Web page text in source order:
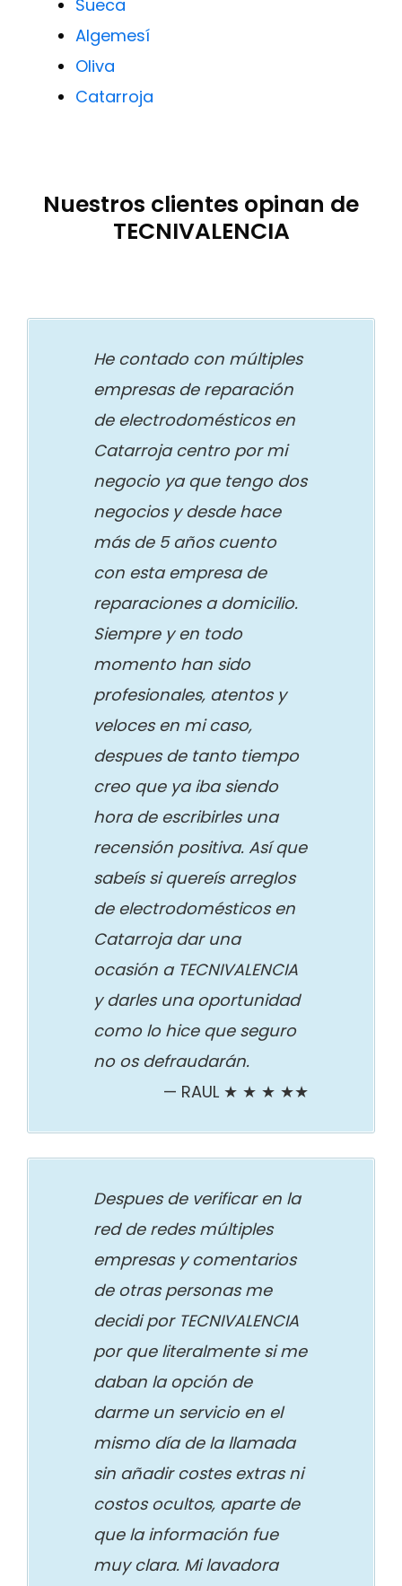
Sueca
Algemesí
Oliva
Catarroja
Nuestros clientes opinan de
TECNIVALENCIA
He contado con múltiples
empresas de reparación
de electrodomésticos en
Catarroja centro por mi
negocio ya que tengo dos
negocios y desde hace
más de 5 años cuento
con esta empresa de
reparaciones a domicilio.
Siempre y en todo
momento han sido
profesionales, atentos y
veloces en mi caso,
despues de tanto tiempo
creo que ya iba siendo
hora de escribirles una
recensión positiva. Así que
sabeís si quereís arreglos
de electrodomésticos en
Catarroja dar una
ocasión a TECNIVALENCIA
y darles una oportunidad
como lo hice que seguro
no os defraudarán.
RAUL ★ ★ ★ ★★
Despues de verificar en la
red de redes múltiples
empresas y comentarios
de otras personas me
decidi por TECNIVALENCIA
por que literalmente si me
daban la opción de
darme un servicio en el
mismo día de la llamada
sin añadir costes extras ni
costos ocultos, aparte de
que la información fue
muy clara. Mi lavadora